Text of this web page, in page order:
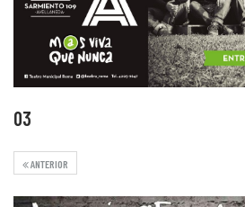
03
ANTERIOR